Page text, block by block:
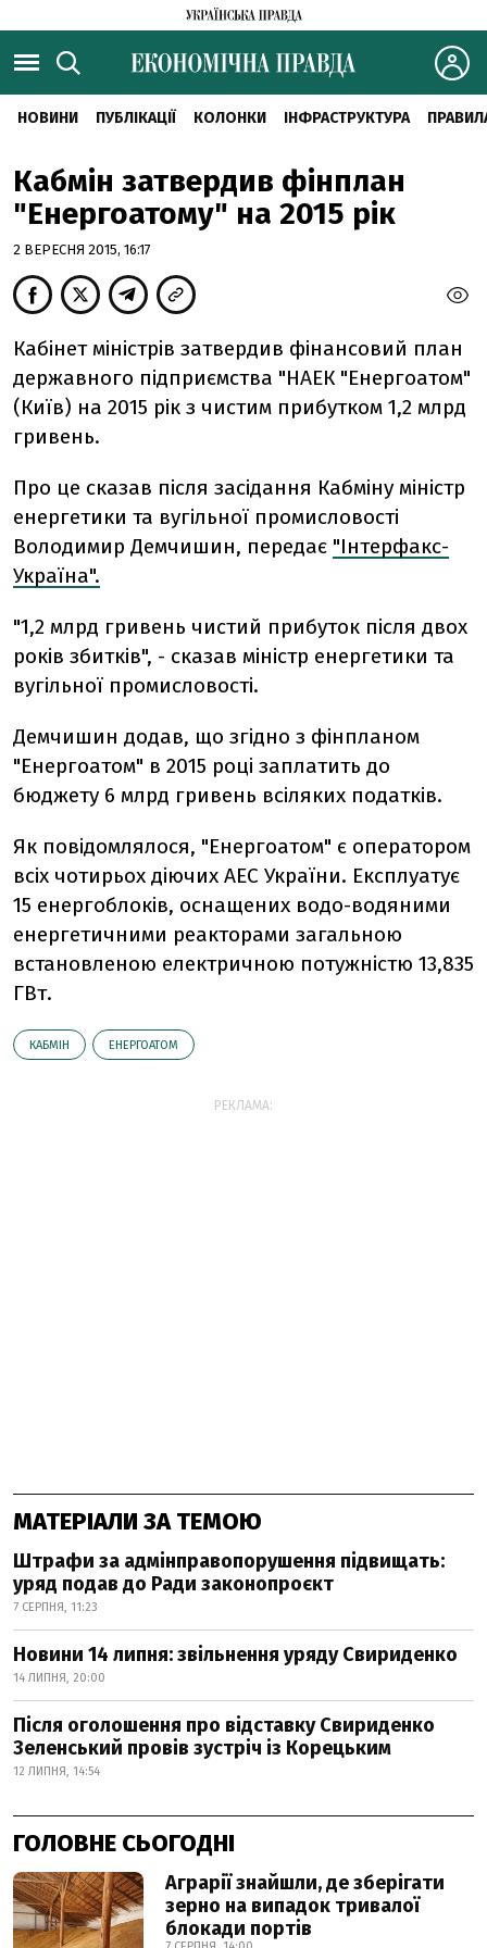
НОВИНИ ПУБЛІКАЦІЇ КОЛОНКИ ІНФРАСТРУКТУРА
Кабмін затвердив фінплан
"Енергоатому" на 2015 рік
2 ВЕРЕСНЯ 2015, 16:17
Кабінет міністрів затвердив фінансовий план
державного підприємства "НАЕК "Енергоатом"
(Київ) на 2015 рік з чистим прибутком 1,2 млрд
гривень.
Про це сказав після засідання Кабміну міністр
енергетики та вугільної промисловості
Володимир Демчишин, передає "Інтерфакс-
Україна".
"1,2 млрд гривень чистий прибуток після двох
років збитків", - сказав міністр енергетики та
вугільної промисловості.
Демчишин додав, що згідно з фінпланом
"Енергоатом" в 2015 році заплатить до
бюджету 6 млрд гривень всіляких податків.
Як повідомлялося, "Енергоатом" є оператором
всіх чотирьох діючих АЕС України. Експлуатує
15 енергоблоків, оснащених водо-водяними
енергетичними реакторами загальною
встановленою електричною потужністю 13,835
ГВт.
КАБМІН ЕНЕРГОАТОМ
РЕКЛАМА:
МАТЕРІАЛИ ЗА ТЕМОЮ
Штрафи за адмінправопорушення підвищать:
уряд подав до Ради законопроєкт
7 СЕРПНЯ, 11:23
Новини 14 липня: звільнення уряду Свириденко
14 ЛИПНЯ, 20:00
Після оголошення про відставку Свириденко
Зеленський провів зустріч із Корецьким
12 ЛИПНЯ, 14:54
ГОЛОВНЕ СЬОГОДНІ
Аграрії знайшли, де зберігати
зерно на випадок тривалої
блокади портів